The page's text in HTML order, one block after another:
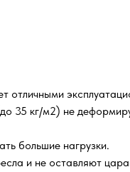
35 кг/м2) не
большие нагрузки.
и не оставляют